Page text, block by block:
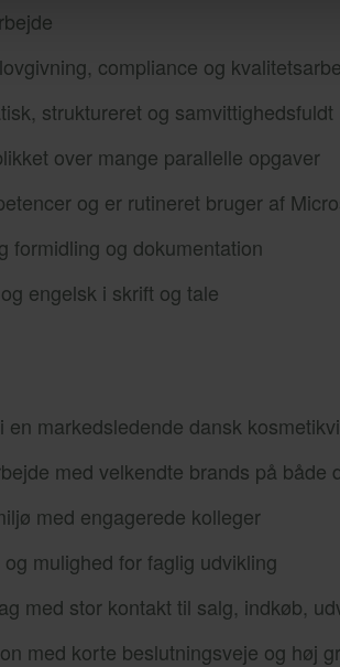
compliance og
struktureret og samvittighedsfuldt
over mange parallelle opgaver
og er rutineret bruger af
formidling og dokumentation
engelsk i skrift og tale
en markedsledende dansk
med velkendte brands på både
med engagerede kolleger
mulighed for faglig udvikling
med stor kontakt til salg, indkøb,
med korte beslutningsveje og høj